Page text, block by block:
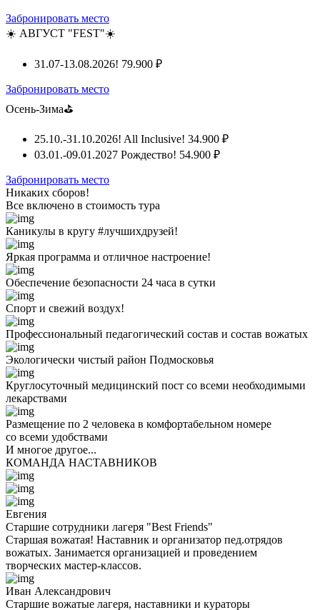
Забронировать место
☀️ АВГУСТ "FEST"☀️
31.07-13.08.2026! 79.900 ₽
Забронировать место
Осень-Зима⛳
25.10.-31.10.2026! All Inclusive! 34.900 ₽
03.01.-09.01.2027 Рождество! 54.900 ₽
Забронировать место
Никаких сборов!
Все включено в стоимость тура
Каникулы в кругу #лучшихдрузей!
Яркая программа и отличное настроение!
Обеспечение безопасности 24 часа в сутки
Спорт и свежий воздух!
Профессиональный педагогический состав и состав вожатых
Экологически чистый район Подмосковья
Круглосуточный медицинский пост со всеми необходимыми
лекарствами
Размещение по 2 человека в комфортабельном номере
со всеми удобствами
И многое другое...
КОМАНДА НАСТАВНИКОВ
Евгения
Старшие сотрудники лагеря "Best Friends"
Старшая вожатая! Наставник и организатор пед.отрядов
вожатых. Занимается организацией и проведением
творческих мастер-классов.
Иван Александрович
Старшие вожатые лагеря, наставники и кураторы